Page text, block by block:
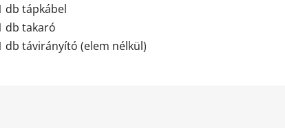
db tápkábel
db takaró
db távirányító (elem nélkül)